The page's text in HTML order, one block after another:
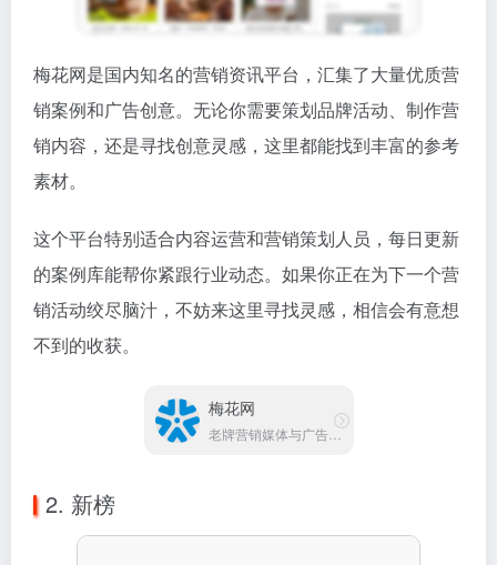
梅花网是国内知名的营销资讯平台，汇集了大量优质营
销案例和广告创意。无论你需要策划品牌活动、制作营
销内容，还是寻找创意灵感，这里都能找到丰富的参考
素材。
这个平台特别适合内容运营和营销策划人员，每日更新
的案例库能帮你紧跟行业动态。如果你正在为下一个营
销活动绞尽脑汁，不妨来这里寻找灵感，相信会有意想
不到的收获。
梅花网
老牌营销媒体与广告创意平台
2. 新榜